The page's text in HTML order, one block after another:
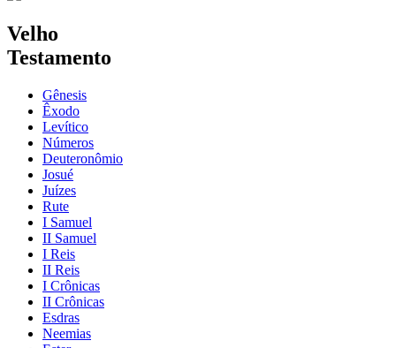
Velho
Testamento
Gênesis
Êxodo
Levítico
Números
Deuteronômio
Josué
Juízes
Rute
I Samuel
II Samuel
I Reis
II Reis
I Crônicas
II Crônicas
Esdras
Neemias